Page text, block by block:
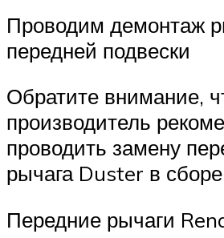
Проводим демонтаж
передней подвески
Обратите внимание,
производитель
проводить замену
рычага Duster в
Передние рычаги